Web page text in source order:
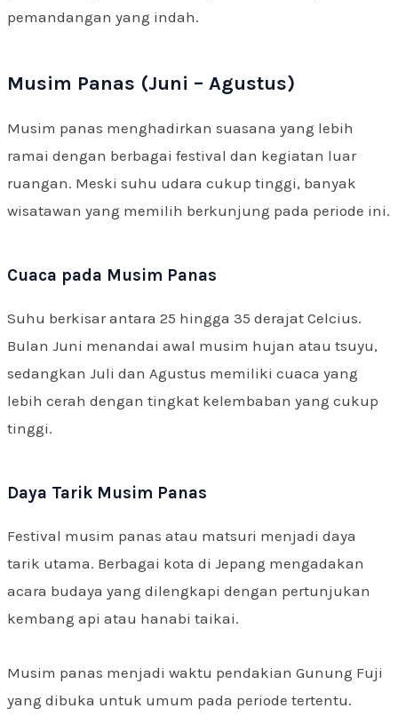
pemandangan yang indah.
Musim Panas (Juni – Agustus)
Musim panas menghadirkan suasana yang lebih
ramai dengan berbagai festival dan kegiatan luar
ruangan. Meski suhu udara cukup tinggi, banyak
wisatawan yang memilih berkunjung pada periode ini.
Cuaca pada Musim Panas
Suhu berkisar antara 25 hingga 35 derajat Celcius.
Bulan Juni menandai awal musim hujan atau tsuyu,
sedangkan Juli dan Agustus memiliki cuaca yang
lebih cerah dengan tingkat kelembaban yang cukup
tinggi.
Daya Tarik Musim Panas
Festival musim panas atau matsuri menjadi daya
tarik utama. Berbagai kota di Jepang mengadakan
acara budaya yang dilengkapi dengan pertunjukan
kembang api atau hanabi taikai.
Musim panas menjadi waktu pendakian Gunung Fuji
yang dibuka untuk umum pada periode tertentu.